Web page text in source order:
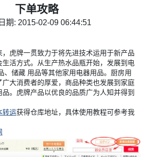
下单攻略
期: 2015-02-09 06:44:51
虎牌一贯致力于将先进技术运用于新产品
活方式。从生产热水品瓶开始，发展到电
、储藏 用品等其他家用电器用品。厨房用
大消费者的厚爱，商品种类也发展到家庭
。虎牌产品以优良的品质广为人知并得到
转运获得仓库地址，具体使用教程可参考我